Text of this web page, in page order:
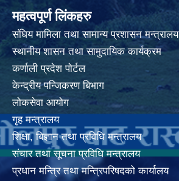
महत्वपूर्ण लिंकहरु
संघिय मामिला तथा सामान्य प्रशासन मन्त्रालय
स्थानीय शासन तथा सामुदायिक कार्यक्रम
कर्णाली प्रदेश पोर्टल
केन्द्रीय पन्जिकरण बिभाग
लोकसेवा आयोग
गृह मन्त्रालय
शिक्षा, बिज्ञान तथा प्रविधि मन्त्रालय
संचार तथा सूचना प्रविधि मन्त्रालय
प्रधान मन्त्रि तथा मन्त्रिपरिषदको कार्यालय